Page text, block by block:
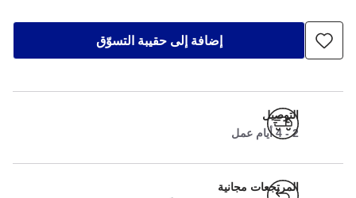
إضافة إلى حقيبة التسوّق
التوصيل
2 - 4 أيام عمل
المرتجعات مجانية